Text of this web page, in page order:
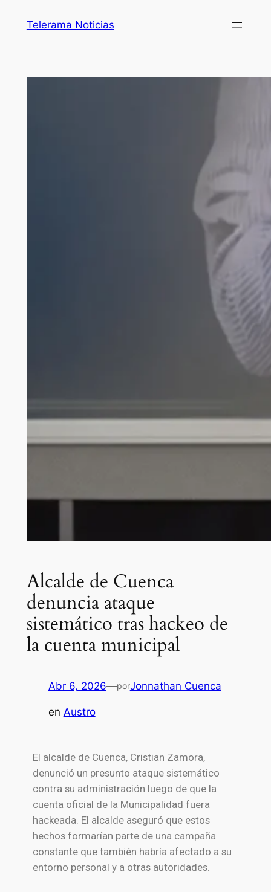
Telerama Noticias
Alcalde de Cuenca
denuncia ataque
sistemático tras hackeo de
la cuenta municipal
Abr 6, 2026—porJonnathan Cuenca
en Austro
El alcalde de Cuenca, Cristian Zamora,
denunció un presunto ataque sistemático
contra su administración luego de que la
cuenta oficial de la Municipalidad fuera
hackeada. El alcalde aseguró que estos
hechos formarían parte de una campaña
constante que también habría afectado a su
entorno personal y a otras autoridades.